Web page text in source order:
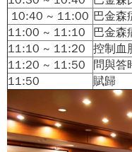
10:40 ~ 11:00 巴金森
11:00 ~ 11:10
巴金森
11:10 ~ 11:20 控制血
11:20 ~ 11:50
問與答
11:50
賦歸